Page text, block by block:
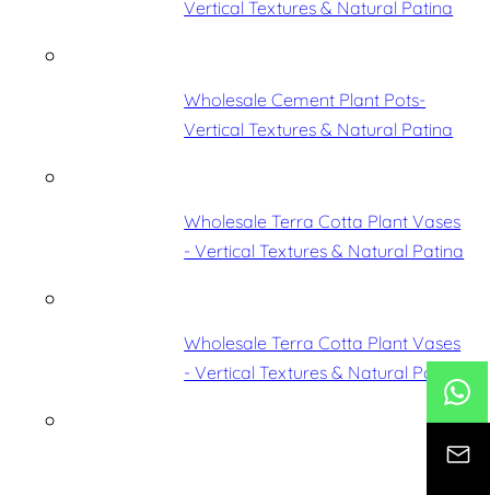
Vertical Textures & Natural Patina
Wholesale Cement Plant Pots-
Vertical Textures & Natural Patina
Wholesale Terra Cotta Plant Vases
- Vertical Textures & Natural Patina
Wholesale Terra Cotta Plant Vases
- Vertical Textures & Natural Patina